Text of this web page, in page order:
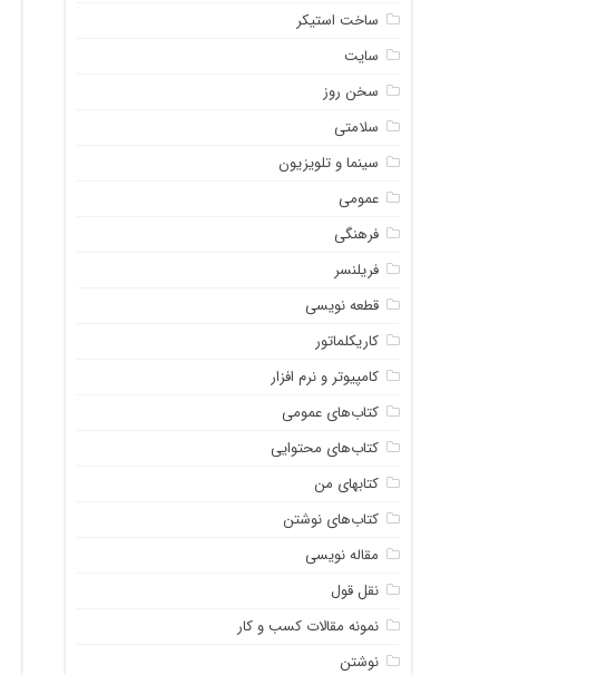
ساخت استیکر
سایت
سخن روز
سلامتی
سینما و تلویزیون
عمومی
فرهنگی
فریلنسر
قطعه نویسی
کاریکلماتور
کامپیوتر و نرم افزار
کتاب‌های عمومی
کتاب‌های محتوایی
کتابهای من
کتاب‌های نوشتن
مقاله نویسی
نقل قول
نمونه مقالات کسب و کار
نوشتن